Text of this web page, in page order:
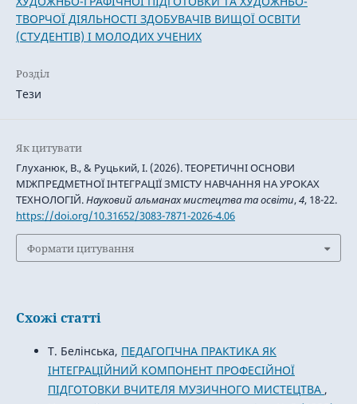
ТВОРЧОЇ ДІЯЛЬНОСТІ ЗДОБУВАЧІВ ВИЩОЇ ОСВІТИ
(СТУДЕНТІВ) І МОЛОДИХ УЧЕНИХ
Розділ
Тези
Як цитувати
Глуханюк, В., & Руцький, І. (2026). ТЕОРЕТИЧНІ ОСНОВИ
МІЖПРЕДМЕТНОЇ ІНТЕГРАЦІЇ ЗМІСТУ НАВЧАННЯ НА УРОКАХ
ТЕХНОЛОГІЙ.Науковий альманах мистецтва та освіти,4, 18-22.
https://doi.org/10.31652/3083-7871-2026-4.06
Формати цитування
Схожі статті
Т. Белінська, ПЕДАГОГІЧНА ПРАКТИКА ЯК
ІНТЕГРАЦІЙНИЙ КОМПОНЕНТ ПРОФЕСІЙНОЇ
ПІДГОТОВКИ ВЧИТЕЛЯ МУЗИЧНОГО МИСТЕЦТВА ,